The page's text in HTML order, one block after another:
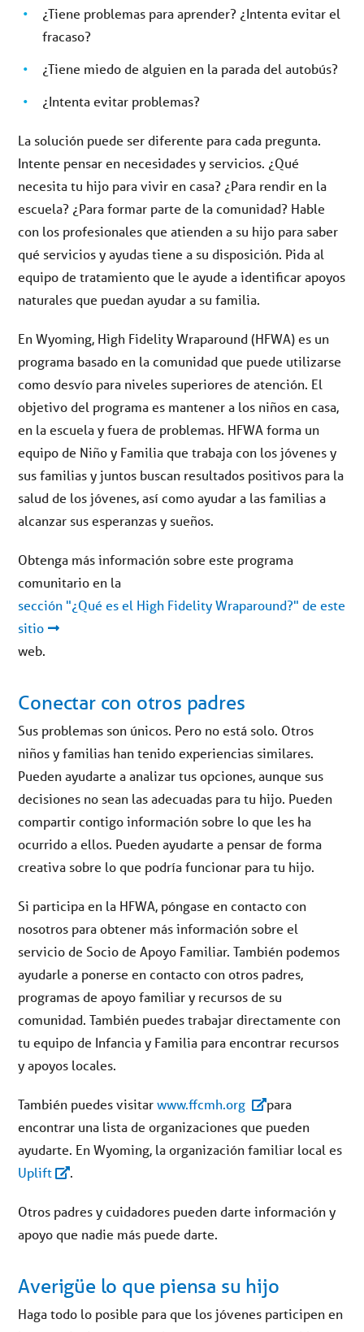
¿Tiene problemas para aprender? ¿Intenta evitar el
fracaso?
¿Tiene miedo de alguien en la parada del autobús?
¿Intenta evitar problemas?
La solución puede ser diferente para cada pregunta.
Intente pensar en necesidades y servicios. ¿Qué
necesita tu hijo para vivir en casa? ¿Para rendir en la
escuela? ¿Para formar parte de la comunidad? Hable
con los profesionales que atienden a su hijo para saber
qué servicios y ayudas tiene a su disposición. Pida al
equipo de tratamiento que le ayude a identificar apoyos
naturales que puedan ayudar a su familia.
En Wyoming, High Fidelity Wraparound (HFWA) es un
programa basado en la comunidad que puede utilizarse
como desvío para niveles superiores de atención. El
objetivo del programa es mantener a los niños en casa,
en la escuela y fuera de problemas. HFWA forma un
equipo de Niño y Familia que trabaja con los jóvenes y
sus familias y juntos buscan resultados positivos para la
salud de los jóvenes, así como ayudar a las familias a
alcanzar sus esperanzas y sueños.
Obtenga más información sobre este programa
comunitario en la
sección "¿Qué es el High Fidelity Wraparound?" de este
sitio
web.
Conectar con otros padres
Sus problemas son únicos. Pero no está solo. Otros
niños y familias han tenido experiencias similares.
Pueden ayudarte a analizar tus opciones, aunque sus
decisiones no sean las adecuadas para tu hijo. Pueden
compartir contigo información sobre lo que les ha
ocurrido a ellos. Pueden ayudarte a pensar de forma
creativa sobre lo que podría funcionar para tu hijo.
Si participa en la HFWA, póngase en contacto con
nosotros para obtener más información sobre el
servicio de Socio de Apoyo Familiar. También podemos
ayudarle a ponerse en contacto con otros padres,
programas de apoyo familiar y recursos de su
comunidad. También puedes trabajar directamente con
tu equipo de Infancia y Familia para encontrar recursos
y apoyos locales.
También puedes visitarwww.ffcmh.org
para
encontrar una lista de organizaciones que pueden
ayudarte. En Wyoming, la organización familiar local es
Uplift
.
Otros padres y cuidadores pueden darte información y
apoyo que nadie más puede darte.
Averigüe lo que piensa su hijo
Haga todo lo posible para que los jóvenes participen en